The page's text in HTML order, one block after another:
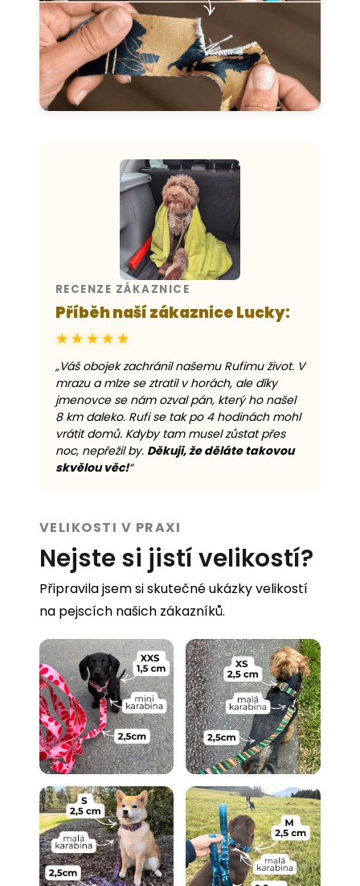
RECENZE ZÁKAZNICE
Příběh naší zákaznice Lucky:
★★★★★
„Váš obojek zachránil našemu Rufimu život. V
mrazu a mlze se ztratil v horách, ale díky
jmenovce se nám ozval pán, který ho našel
8 km daleko. Rufi se tak po 4 hodinách mohl
vrátit domů. Kdyby tam musel zůstat přes
noc, nepřežil by. Děkuji, že děláte takovou
skvělou věc!“
VELIKOSTI V PRAXI
Nejste si jistí velikostí?
Připravila jsem si skutečné ukázky velikostí
na pejscích našich zákazníků.